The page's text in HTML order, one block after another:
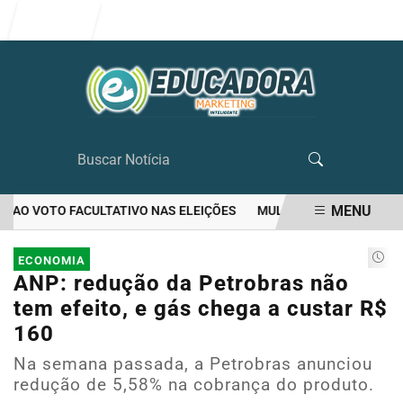
VOTO FACULTATIVO NAS ELEIÇÕES MULHER MATA O
EM ALTA
MENU
ECONOMIA
ANP: redução da Petrobras não
tem efeito, e gás chega a custar R$
160
Na semana passada, a Petrobras anunciou
redução de 5,58% na cobrança do produto.